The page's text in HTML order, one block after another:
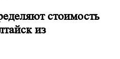
стоимость
из